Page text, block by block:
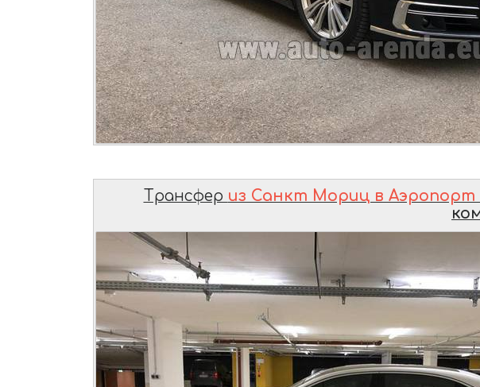
Трансфер из Санкт Мориц в